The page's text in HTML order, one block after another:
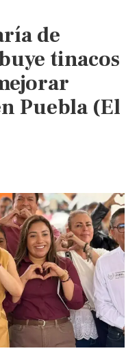
galerías
agua
(El
de
tinacos
Puebla (El